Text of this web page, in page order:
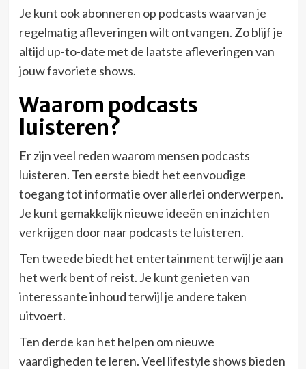
Je kunt ook abonneren op podcasts waarvan je
regelmatig afleveringen wilt ontvangen. Zo blijf je
altijd up-to-date met de laatste afleveringen van
jouw favoriete shows.
Waarom podcasts
luisteren?
Er zijn veel reden waarom mensen podcasts
luisteren. Ten eerste biedt het eenvoudige
toegang tot informatie over allerlei onderwerpen.
Je kunt gemakkelijk nieuwe ideeën en inzichten
verkrijgen door naar podcasts te luisteren.
Ten tweede biedt het entertainment terwijl je aan
het werk bent of reist. Je kunt genieten van
interessante inhoud terwijl je andere taken
uitvoert.
Ten derde kan het helpen om nieuwe
vaardigheden te leren. Veel lifestyle shows bieden